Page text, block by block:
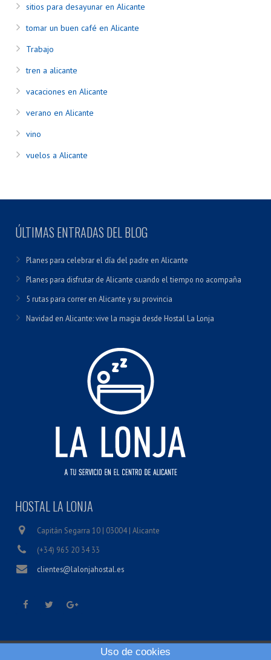
sitios para desayunar en Alicante
tomar un buen café en Alicante
Trabajo
tren a alicante
vacaciones en Alicante
verano en Alicante
vino
vuelos a Alicante
ÚLTIMAS ENTRADAS DEL BLOG
Planes para celebrar el día del padre en Alicante
Planes para disfrutar de Alicante cuando el tiempo no acompaña
5 rutas para correr en Alicante y su provincia
Navidad en Alicante: vive la magia desde Hostal La Lonja
HOSTAL LA LONJA
Capitán Segarra 10 | 03004 | Alicante
(+34) 965 20 34 33
clientes@lalonjahostal.es
Uso de cookies